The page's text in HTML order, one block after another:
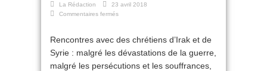
La Rédaction
23 avril 2018
Commentaires fermés
pas
mort
Rencontres avec des chrétiens d’Irak et de
Syrie : malgré les dévastations de la guerre,
malgré les persécutions et les souffrances,